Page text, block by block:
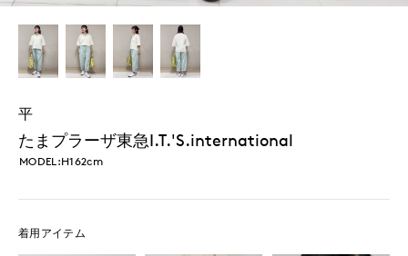
平
たまプラーザ東急I.T.'S.international
MODEL:H162cm
着用アイテム